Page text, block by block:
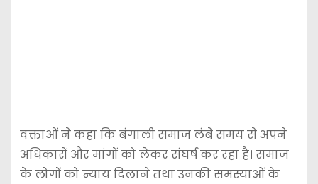
वक्ताओं ने कहा कि बंगाली समाज लंबे समय से अपने
अधिकारों और मांगों को लेकर संघर्ष कर रहा है। समाज
के लोगों को न्याय दिलाने तथा उनकी समस्याओं के